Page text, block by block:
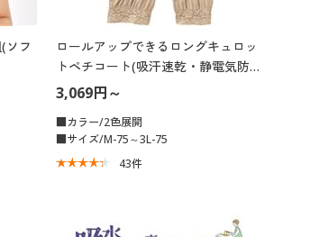
ソフ
ロールアップできるロングキュロッ
トペチコート(吸汗速乾・静電気防
止)
3,069円～
■カラー/2色展開
■サイズ/M-75～3L-75
43件